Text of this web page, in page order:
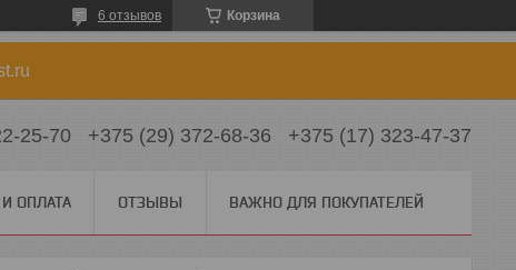
Корзина
6 отзывов
25-70 +375 (29) 372-68-36 +375 (17) 323-47-37
ОПЛАТА ОТЗЫВЫ ВАЖНО ДЛЯ ПОКУПАТЕЛЕЙ